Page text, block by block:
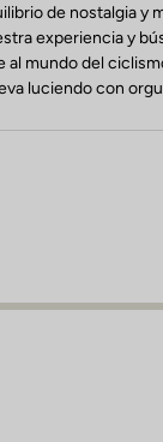
de nostalgia y
experiencia y
al mundo del
luciendo con